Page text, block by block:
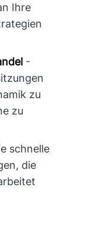
Ihre
-
zu
zu
schnelle
die